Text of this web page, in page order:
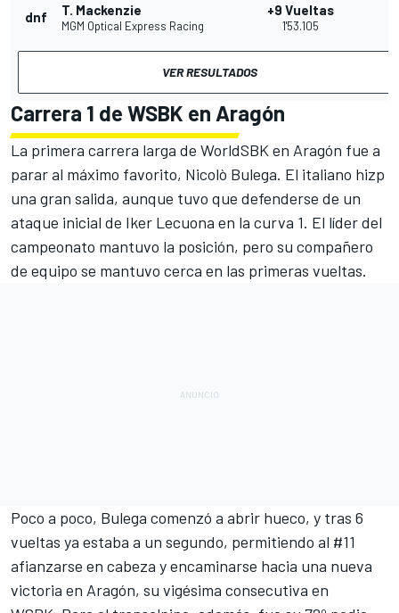
dnf T. Mackenzie
MGM Optical Express Racing
+9 Vueltas
1'53.105
VER RESULTADOS
Carrera 1 de WSBK en Aragón
La primera carrera larga de WorldSBK en Aragón fue a
parar al máximo favorito, Nicolò Bulega. El italiano hizp
una gran salida, aunque tuvo que defenderse de un
ataque inicial de Iker Lecuona en la curva 1. El líder del
campeonato mantuvo la posición, pero su compañero
de equipo se mantuvo cerca en las primeras vueltas.
Poco a poco, Bulega comenzó a abrir hueco, y tras 6
vueltas ya estaba a un segundo, permitiendo al #11
afianzarse en cabeza y encaminarse hacia una nueva
victoria en Aragón, su vigésima consecutiva en